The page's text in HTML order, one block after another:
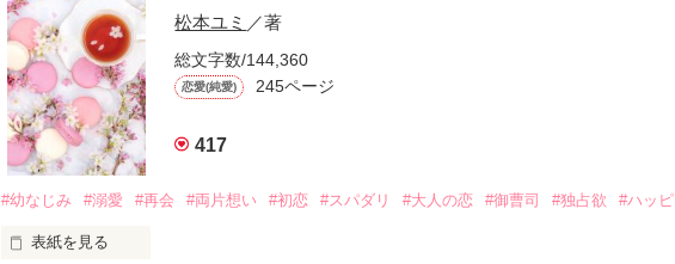
松本ユミ ／著
総文字数/144,360
恋愛(純愛) 245ページ
417
#幼なじみ #溺愛 #再会 #両片想い #初恋 #スパダリ #大人の恋 #御曹司 #独占欲 #ハッ
表紙を見る